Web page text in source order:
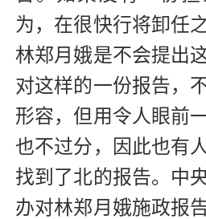
为，在很快行将卸任
林郑月娥是不会提出
对这样的一份报告，
形容，但用令人眼前
也不过分，因此也有
找到了北的报告。中
办对林郑月娥施政报